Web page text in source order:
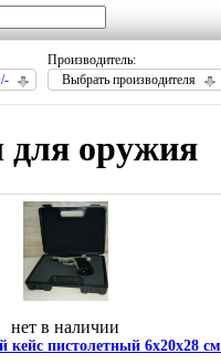
Производитель:
Выбрать производителя
для оружия
нет в наличии
кейс пистолетный 6х20х28 см